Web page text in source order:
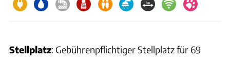
Stellplatz: Gebührenpflichtiger Stellplatz für 69